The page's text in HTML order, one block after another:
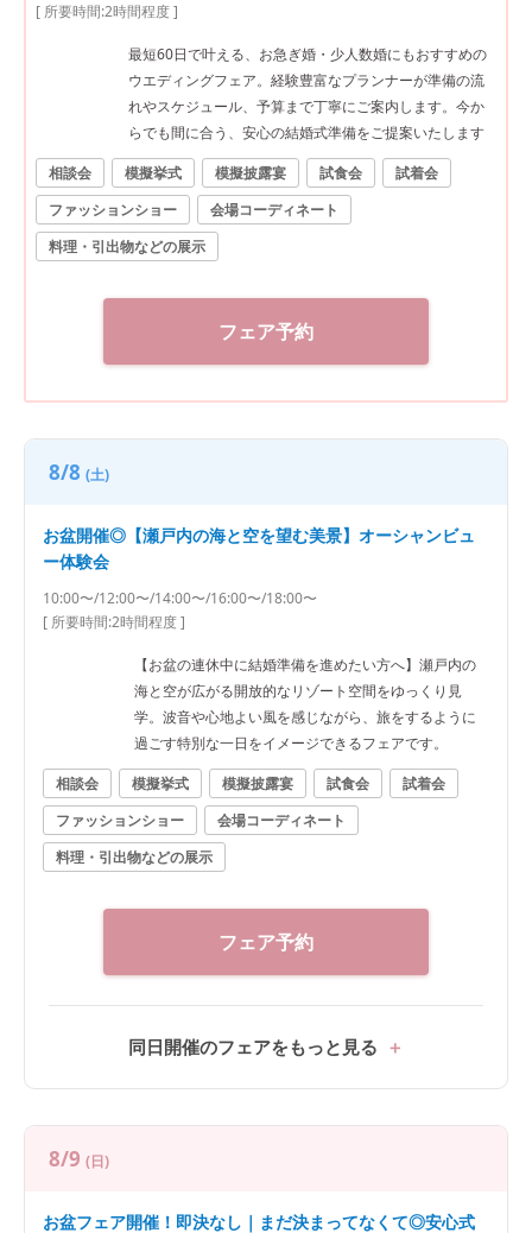
[ 所要時間:2時間程度]
最短60日で叶える、お急ぎ婚・少人数婚にもおすすめの
ウエディングフェア。経験豊富なプランナーが準備の流
れやスケジュール、予算まで丁寧にご案内します。今か
らでも間に合う、安心の結婚式準備をご提案いたします
相談会
模擬挙式 模擬披露宴 試食会
試着会
ファッションショー
会場コーディネート
料理・引出物などの展示
フェア予約
8/8 (土)
お盆開催◎【瀬戸内の海と空を望む美景】オーシャンビュ
ー体験会
10:00〜/12:00〜/14:00〜/16:00〜/18:00〜
[ 所要時間:2時間程度]
【お盆の連休中に結婚準備を進めたい方へ】瀬戸内の
海と空が広がる開放的なリゾート空間をゆっくり見
学。波音や心地よい風を感じながら、旅をするように
過ごす特別な一日をイメージできるフェアです。
相談会
模擬挙式 模擬披露宴 試食会
試着会
ファッションショー
会場コーディネート
料理・引出物などの展示
フェア予約
同日開催のフェアをもっと見る
8/9 (日)
お盆フェア開催！即決なし｜まだ決まってなくて◎安心式